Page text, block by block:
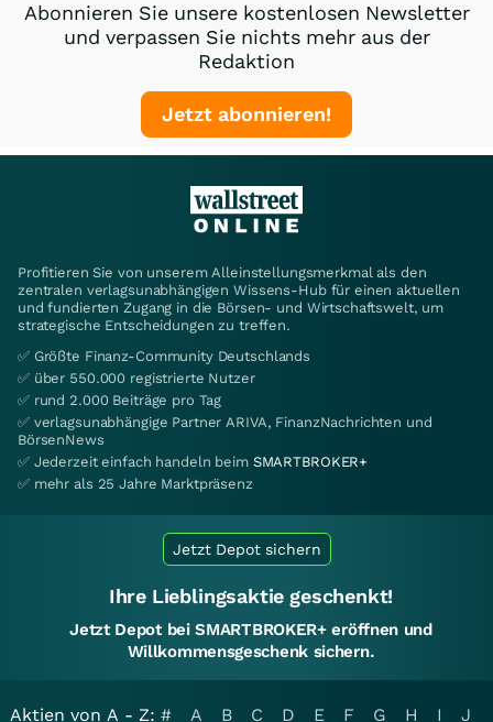
Abonnieren Sie unsere kostenlosen Newsletter
und verpassen Sie nichts mehr aus der
Redaktion
Jetzt abonnieren!
Profitieren Sie von unserem Alleinstellungsmerkmal als den
zentralen verlagsunabhängigen Wissens-Hub für einen aktuellen
und fundierten Zugang in die Börsen- und Wirtschaftswelt, um
strategische Entscheidungen zu treffen.
✅ Größte Finanz-Community Deutschlands
✅ über 550.000 registrierte Nutzer
✅ rund 2.000 Beiträge pro Tag
✅ verlagsunabhängige Partner ARIVA, FinanzNachrichten und
BörsenNews
✅ Jederzeit einfach handeln beim SMARTBROKER+
✅ mehr als 25 Jahre Marktpräsenz
Jetzt Depot sichern
Ihre Lieblingsaktie geschenkt!
Jetzt Depot bei SMARTBROKER+ eröffnen und
Willkommensgeschenk sichern.
Aktien von A - Z: # A B C D E F G H I
J